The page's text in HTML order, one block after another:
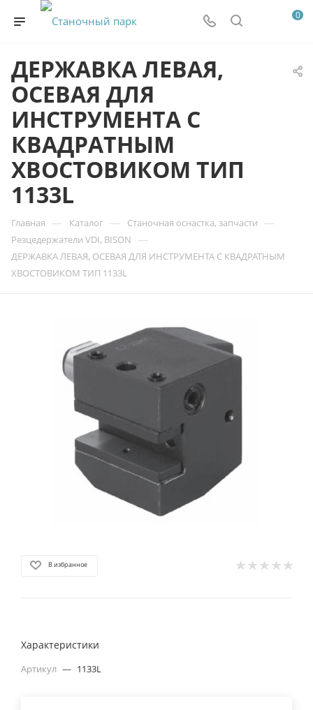
0
ДЕРЖАВКА ЛЕВАЯ,
ОСЕВАЯ ДЛЯ
ИНСТРУМЕНТА С
КВАДРАТНЫМ
ХВОСТОВИКОМ ТИП
1133L
Главная — Каталог — Станочная оснастка, запчасти —
Резцедержатели VDI, BISON —
ДЕРЖАВКА ЛЕВАЯ, ОСЕВАЯ ДЛЯ ИНСТРУМЕНТА С КВАДРАТНЫМ
ХВОСТОВИКОМ ТИП 1133L
В избранное
Характеристики
Артикул — 1133L